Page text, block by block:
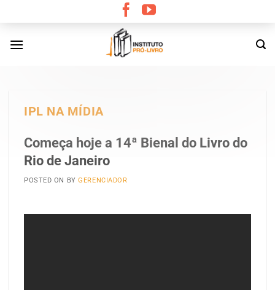
content
IPL NA MÍDIA
Começa hoje a 14ª Bienal do Livro do
Rio de Janeiro
POSTED ON BYGERENCIADOR